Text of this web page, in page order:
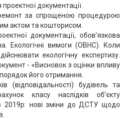
документації.
за спрощеною процедурою
актом та кошторисом.
документації, обов’язкова
Екологічні вимоги (ОВНС). Коли
екологічну експертизу.
- «Висновок з оцінки впливу
його отримання.
(відповідальності) будівель та
класу наслідків об’єкту
2019р: нові зміни до ДСТУ щодо